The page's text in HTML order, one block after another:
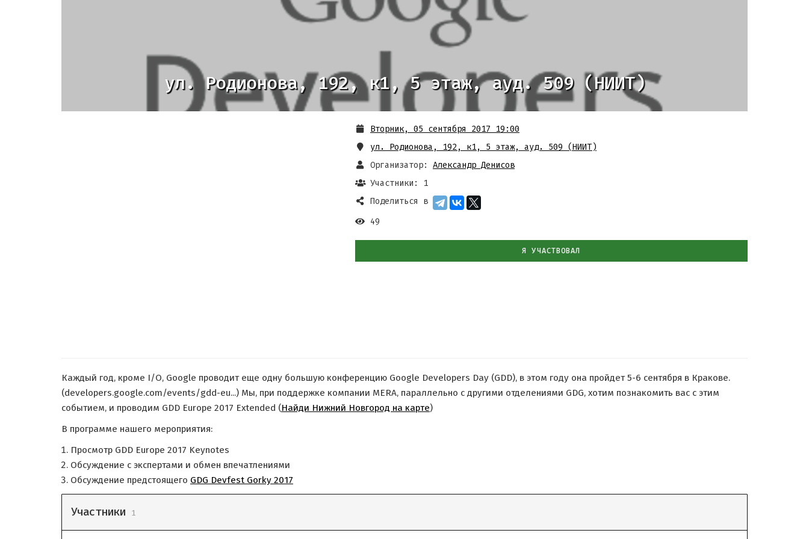
ул. Родионова, 192, к1, 5 этаж, ауд. 509 (НИИТ)
Вторник, 05 сентября 2017 19:00
ул. Родионова, 192, к1, 5 этаж, ауд. 509 (НИИТ)
Организатор:
Александр Денисов
Участники: 1
Поделиться в
49
Я УЧАСТВОВАЛ
Каждый год, кроме I/O, Google проводит еще одну большую конференцию Google Developers Day (GDD), в этом году она пройдет 5-6 сентября в Кракове.
(developers.google.com/events/gdd-eu...) Мы, при поддержке компании MERA, параллельно с другими отделениями GDG, хотим познакомить вас с этим
событием, и проводим GDD Europe 2017 Extended (Найди Нижний Новгород на карте)
В программе нашего мероприятия:
Просмотр GDD Europe 2017 Keynotes
Обсуждение с экспертами и обмен впечатлениями
Обсуждение предстоящего GDG Devfest Gorky 2017
Участники 1